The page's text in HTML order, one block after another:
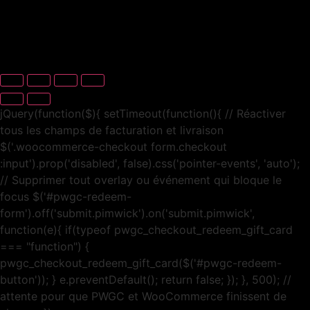
jQuery(function($){ setTimeout(function(){ // Réactiver
tous les champs de facturation et livraison
$('.woocommerce-checkout form.checkout
:input').prop('disabled', false).css('pointer-events', 'auto');
// Supprimer tout overlay ou événement qui bloque le
focus $('#pwgc-redeem-
form').off('submit.pimwick').on('submit.pimwick',
function(e){ if(typeof pwgc_checkout_redeem_gift_card
=== "function") {
pwgc_checkout_redeem_gift_card($('#pwgc-redeem-
button')); } e.preventDefault(); return false; }); }, 500); //
attente pour que PWGC et WooCommerce finissent de